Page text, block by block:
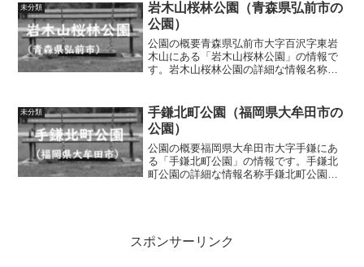
なし駐車場の有無情報...
未分類
岩木山桜林公園（青森県弘前市の
公園）
公園の概要青森県弘前市大字百沢字東岩
木山にある「岩木山桜林公園」の情報で
す。岩木山桜林公園の詳細な情報名称岩
なし施設・遊具炊事棟などトイレの有無
あり車椅子対応 トイ...
未分類
手鎌北町公園（福岡県大牟田市の
公園）
公園の概要福岡県大牟田市大字手鎌にあ
る「手鎌北町公園」の情報です。手鎌北
町公園の詳細な情報名称手鎌北町公園所
スポンサーリンク